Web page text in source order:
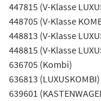
447815 (V-Klasse
448705 (V-Klasse
448813 (V-Klasse
448815 (V-Klasse
636705 (Kombi)
636813 (LUXUSKOMBI)
639601